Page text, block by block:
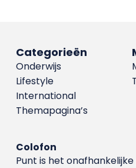
Categorieën
Onderwijs
Lifestyle
International
Themapagina’s
Colofon
Punt is het